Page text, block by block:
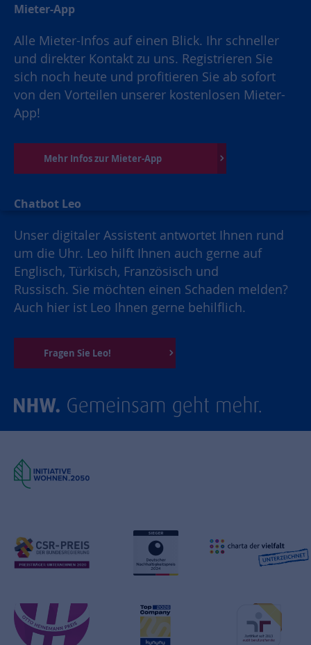
Mieter-App
Alle Mieter-Infos auf einen Blick. Ihr schneller
und direkter Kontakt zu uns. Registrieren Sie
sich noch heute und profitieren Sie ab sofort
von den Vorteilen unserer kostenlosen Mieter-
App!
Mehr Infos zur Mieter-App
Chatbot Leo
Unser digitaler Assistent antwortet Ihnen rund
um die Uhr. Leo hilft Ihnen auch gerne auf
Englisch, Türkisch, Französisch und
Russisch. Sie möchten einen Schaden melden?
Auch hier ist Leo Ihnen gerne behilflich.
Fragen Sie Leo!